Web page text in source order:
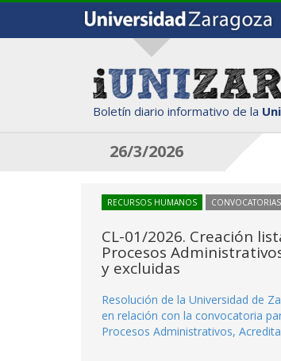
Boletín diario informativo de la
26/3/2026
RECURSOS HUMANOS
CL-01/2026. Creación
Procesos
y excluidas
Resolución de la Universidad de
en relación con la convocatoria
Procesos Administrativos,